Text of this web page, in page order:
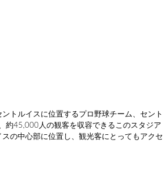
トルイスに位置するプロ野球チーム、セント
約45,000人の観客を収容できるこのスタジア
の中心部に位置し、観光客にとってもアクセ